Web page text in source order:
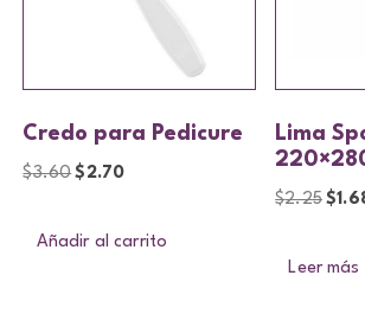
Credo para Pedicure
$3.60 $2.70
Añadir al carrito
Lima
$2.25 $
Leer más